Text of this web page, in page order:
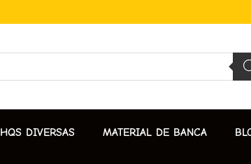
HQS DIVERSAS MATERIAL DE BANCA